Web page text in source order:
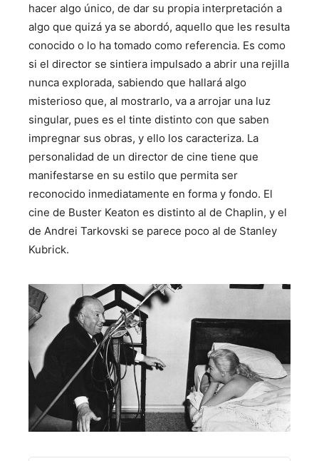
hacer algo único, de dar su propia interpretación a
algo que quizá ya se abordó, aquello que les resulta
conocido o lo ha tomado como referencia. Es como
si el director se sintiera impulsado a abrir una rejilla
nunca explorada, sabiendo que hallará algo
misterioso que, al mostrarlo, va a arrojar una luz
singular, pues es el tinte distinto con que saben
impregnar sus obras, y ello los caracteriza. La
personalidad de un director de cine tiene que
manifestarse en su estilo que permita ser
reconocido inmediatamente en forma y fondo. El
cine de Buster Keaton es distinto al de Chaplin, y el
de Andrei Tarkovski se parece poco al de Stanley
Kubrick.